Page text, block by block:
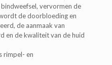
vervormen de
de doorbloeding en
de aanmaak van
en de kwaliteit van de huid
rimpel- en